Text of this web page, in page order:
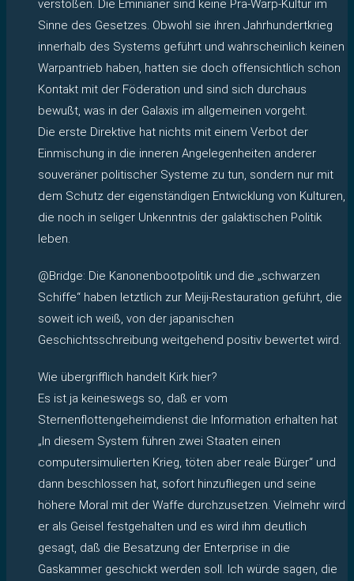
verstoßen. Die Eminianer sind keine Prä-Warp-Kultur im
Sinne des Gesetzes. Obwohl sie ihren Jahrhundertkrieg
innerhalb des Systems geführt und wahrscheinlich keinen
Warpantrieb haben, hatten sie doch offensichtlich schon
Kontakt mit der Föderation und sind sich durchaus
bewußt, was in der Galaxis im allgemeinen vorgeht.
Die erste Direktive hat nichts mit einem Verbot der
Einmischung in die inneren Angelegenheiten anderer
souveräner politischer Systeme zu tun, sondern nur mit
dem Schutz der eigenständigen Entwicklung von Kulturen,
die noch in seliger Unkenntnis der galaktischen Politik
leben.
@Bridge: Die Kanonenbootpolitik und die „schwarzen
Schiffe“ haben letztlich zur Meiji-Restauration geführt, die
soweit ich weiß, von der japanischen
Geschichtsschreibung weitgehend positiv bewertet wird.
Wie übergrifflich handelt Kirk hier?
Es ist ja keineswegs so, daß er vom
Sternenflottengeheimdienst die Information erhalten hat
„In diesem System führen zwei Staaten einen
computersimulierten Krieg, töten aber reale Bürger“ und
dann beschlossen hat, sofort hinzufliegen und seine
höhere Moral mit der Waffe durchzusetzen. Vielmehr wird
er als Geisel festgehalten und es wird ihm deutlich
gesagt, daß die Besatzung der Enterprise in die
Gaskammer geschickt werden soll. Ich würde sagen, die